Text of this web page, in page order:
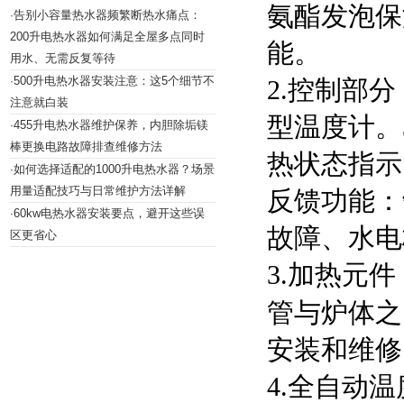
·告别小容量热水器频繁断热水痛点：
200升电热水器如何满足全屋多点同时
用水、无需反复等待
·500升电热水器安装注意：这5个细节不
注意就白装
·455升电热水器维护保养，内胆除垢镁
棒更换电路故障排查维修方法
·如何选择适配的1000升电热水器？场景
用量适配技巧与日常维护方法详解
·60kw电热水器安装要点，避开这些误
区更省心
氨酯发泡
能。
2.控制部
型温度计
热状态指
反馈功能
故障、水
3.加热元
管与炉体
安装和维
4.全自动